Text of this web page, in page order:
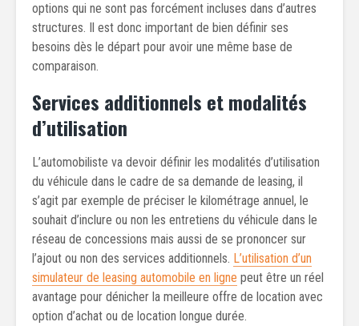
options qui ne sont pas forcément incluses dans d’autres
structures. Il est donc important de bien définir ses
besoins dès le départ pour avoir une même base de
comparaison.
Services additionnels et modalités
d’utilisation
L’automobiliste va devoir définir les modalités d’utilisation
du véhicule dans le cadre de sa demande de leasing, il
s’agit par exemple de préciser le kilométrage annuel, le
souhait d’inclure ou non les entretiens du véhicule dans le
réseau de concessions mais aussi de se prononcer sur
l’ajout ou non des services additionnels. L’utilisation d’un
simulateur de leasing automobile en ligne peut être un réel
avantage pour dénicher la meilleure offre de location avec
option d’achat ou de location longue durée.